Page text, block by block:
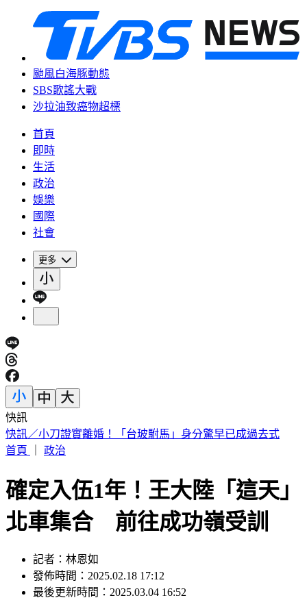
颱風白海豚動態
SBS歌謠大戰
沙拉油致癌物超標
首頁
即時
生活
政治
娛樂
國際
社會
更多
快訊
摯友外貌神似王凱「母親相擁痛哭」 製作人現身悼念：殺青
了
確定入伍1年！王大陸「這天」
北車集合 前往成功嶺受訓
記者：林恩如
發佈時間：2025.02.18 17:12